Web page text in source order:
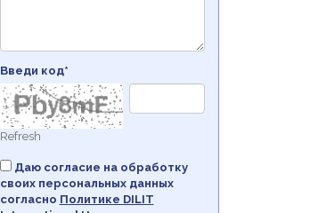
Введи код*
Refresh
Даю согласие на обработку
своих персональных данных
согласно Политикe DILIT